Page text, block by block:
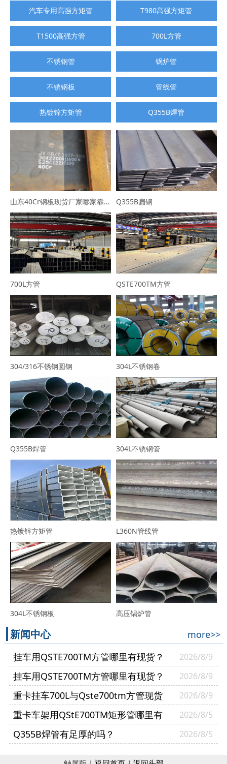
汽车专用高强方矩管 T980高强方矩管
T1500高强方管 700L方管
不锈钢管 锅炉管
不锈钢板 管线管
热镀锌方矩管 Q355B焊管
山东40Cr钢板现货厂家哪家靠谱？选山东普利通钢材，规格全可定制 Q355B扁钢
700L方管 QSTE700TM方管
304/316不锈钢圆钢 304L不锈钢卷
Q355B焊管 304L不锈钢管
热镀锌方矩管 L360N管线管
304L不锈钢板 高压锅炉管
新闻中心
more>>
挂车用QSTE700TM方管哪里有现货？
2026/8/9
挂车用QSTE700TM方管哪里有现货？
山东普利通钢材供货案例
2026/8/9
重卡挂车700L与Qste700tm方管现货
哪里有？
2026/8/9
重卡车架用QStE700TM矩形管哪里有
现货？
2026/8/5
Q355B焊管有足厚的吗？ 2026/8/5